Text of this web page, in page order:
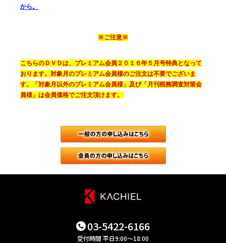
から。
※ご注意※
こちらのＤＶＤは、プレミアム会員２０１６年５月号特典となって
おります。対象月のプレミアム会員様のご注文は不要でございま
す。「対象月以外のプレミアム会員様」及び「月刊税務調査対策会
員様」は会員価格でご注文頂けます。
03-5422-6166
受付時間 平日9:00～18:00